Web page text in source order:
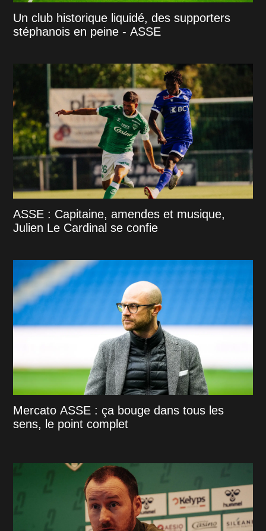
Un club historique liquidé, des supporters
stéphanois en peine - ASSE
ASSE : Capitaine, amendes et musique,
Julien Le Cardinal se confie
Mercato ASSE : ça bouge dans tous les
sens, le point complet